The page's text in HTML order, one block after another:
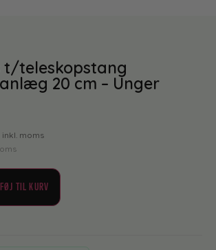
t/teleskopstang
20 cm – Unger
inkl. moms
TIL KURV